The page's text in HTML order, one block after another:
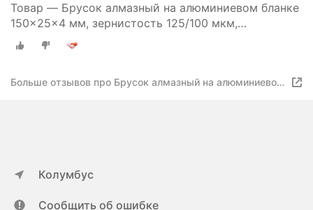
Товар — Брусок алмазный на алюминиевом бланке
150x25x4 мм, зернистость 125/100 мкм,
шлифпорошок АС6, концентрация 100%, медно-
оловянная связка MS-1, VID/405040Õ10412
Больше отзывов про Брусок алмазный на алюминиевом
Колумбус
Сообщить об ошибке